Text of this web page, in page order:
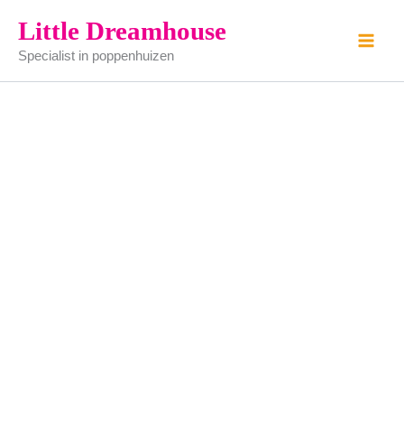
naar
inhoud
Little Dreamhouse
Specialist in poppenhuizen
-
gemaakt
van
tin